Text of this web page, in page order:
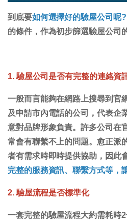
到底要如何選擇好的驗屋公司呢?
的條件，作為初步篩選驗屋公司
1. 驗屋公司是否有完整的連絡資
一般而言能夠在網路上搜尋到官
及申請市內電話的公司，代表企
意對品牌形象負責。許多公司在
常會有聯繫不上的問題。愈正派
者有需求時即時提供協助，因此
完整的服務資訊、聯繫方式等，
2. 驗屋流程是否標準化
一套完整的驗屋流程大約需耗時